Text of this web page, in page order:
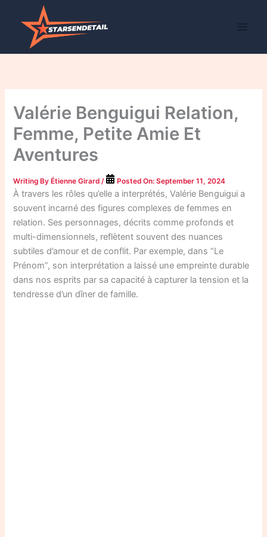
Valérie Benguigui Relation,
Femme, Petite Amie Et
Aventures
Writing ByÉtienne Girard / Posted On:September 11, 2024
À travers les rôles qu’elle a interprétés, Valérie Benguigui a
souvent incarné des figures complexes de femmes en
relation. Ses personnages, décrits comme profonds et
multi-dimensionnels, reflètent souvent des nuances
subtiles d’amour et de conflit. Par exemple, dans “Le
Prénom”, son interprétation a laissé une empreinte durable
dans nos esprits par sa capacité à capturer la tension et la
tendresse d’un dîner de famille.